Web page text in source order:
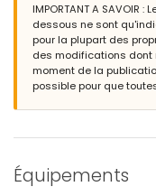
Extérieur de la villa
terrain clôturé
piscine privée
jardin avec gravier et
2 terrasses, dont 1
barbecue
coin salon extérieur et
Informations
ville la plus proche :
IMPORTANT A
dessous ne sont
pour la plupart des
des modifications dont
moment de la
possible pour que
Équipements